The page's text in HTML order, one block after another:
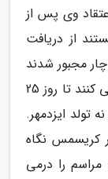
وی پس از
از دریافت
مجبور شدند
به دروغ این شب را زادروز تولد عیسی معرفی کنند تا روز 25
تولد ایزدمهر.
کریسمس نگاه
را درمی